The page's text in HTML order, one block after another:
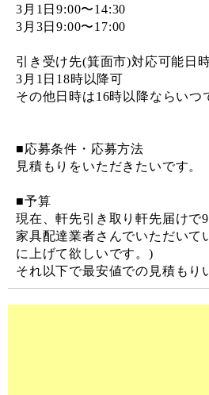
3月1日9:00〜14:30
3月3日9:00〜17:00
引き受け先(箕面市)対応可能日
3月1日18時以降可
その他日時は16時以降ならいつ
■応募条件・応募方法
見積もりをいただきたいです。
■予算
現在、軒先引き取り軒先届けで
家具配達業者さんでいただいて
に上げて欲しいです。)
それ以下で最安値での見積もり